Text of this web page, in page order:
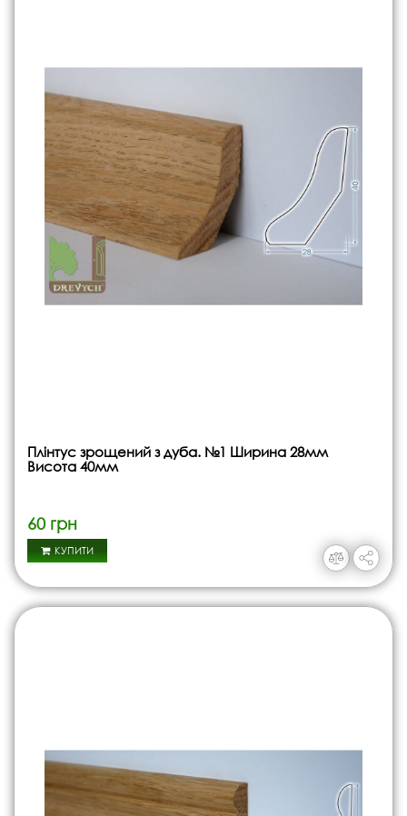
Плінтус зрощений з дуба. №1 Ширина 28мм
Висота 40мм
60 грн
КУПИТИ